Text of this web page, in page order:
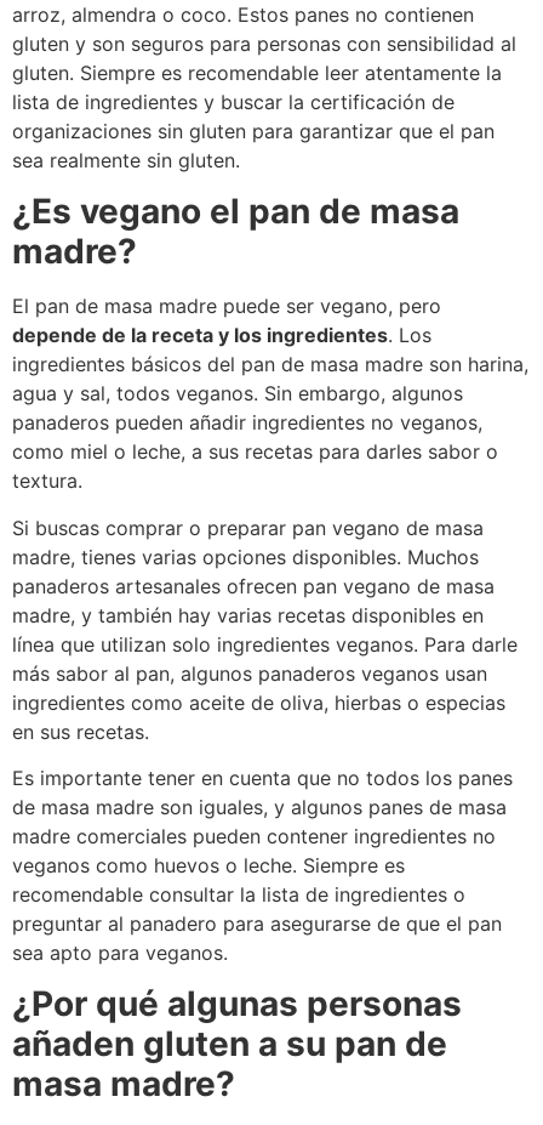
arroz, almendra o coco. Estos panes no contienen
gluten y son seguros para personas con sensibilidad al
gluten. Siempre es recomendable leer atentamente la
lista de ingredientes y buscar la certificación de
organizaciones sin gluten para garantizar que el pan
sea realmente sin gluten.
¿Es vegano el pan de masa
madre?
El pan de masa madre puede ser vegano, pero
depende de la receta y los ingredientes. Los
ingredientes básicos del pan de masa madre son harina,
agua y sal, todos veganos. Sin embargo, algunos
panaderos pueden añadir ingredientes no veganos,
como miel o leche, a sus recetas para darles sabor o
textura.
Si buscas comprar o preparar pan vegano de masa
madre, tienes varias opciones disponibles. Muchos
panaderos artesanales ofrecen pan vegano de masa
madre, y también hay varias recetas disponibles en
línea que utilizan solo ingredientes veganos. Para darle
más sabor al pan, algunos panaderos veganos usan
ingredientes como aceite de oliva, hierbas o especias
en sus recetas.
Es importante tener en cuenta que no todos los panes
de masa madre son iguales, y algunos panes de masa
madre comerciales pueden contener ingredientes no
veganos como huevos o leche. Siempre es
recomendable consultar la lista de ingredientes o
preguntar al panadero para asegurarse de que el pan
sea apto para veganos.
¿Por qué algunas personas
añaden gluten a su pan de
masa madre?